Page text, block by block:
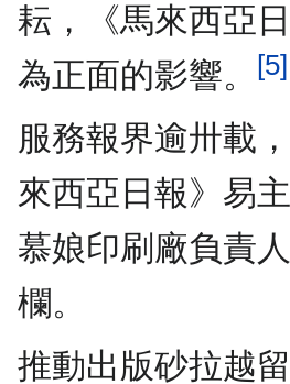
耘，《馬來西亞
為正面的影響。
[5]
服務報界逾卅載
來西亞日報》易
慕娘印刷廠負責
欄。
推動出版砂拉越